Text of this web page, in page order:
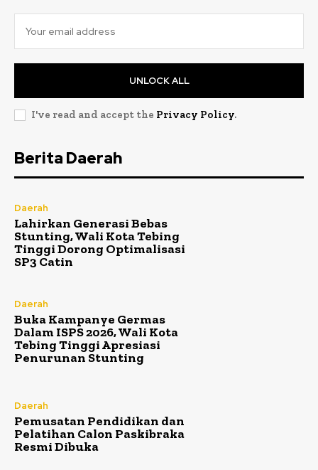
UNLOCK ALL
I've read and accept the Privacy Policy.
Berita Daerah
Daerah
Lahirkan Generasi Bebas
Stunting, Wali Kota Tebing
Tinggi Dorong Optimalisasi
SP3 Catin
Daerah
Buka Kampanye Germas
Dalam ISPS 2026, Wali Kota
Tebing Tinggi Apresiasi
Penurunan Stunting
Daerah
Pemusatan Pendidikan dan
Pelatihan Calon Paskibraka
Resmi Dibuka